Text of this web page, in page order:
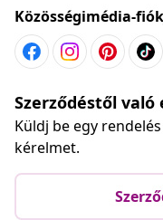
Közösségimédia-
Szerződéstől való
Küldj be egy
kérelmet.